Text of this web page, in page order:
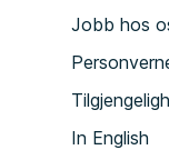
Jobb hos
In English